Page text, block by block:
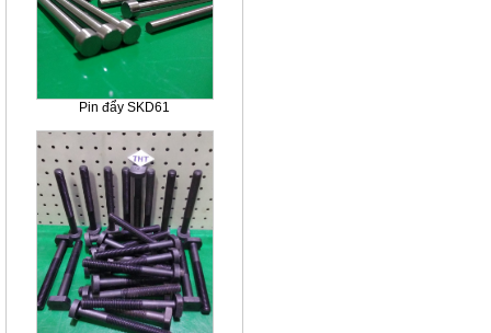
Pin đẩy SKD61